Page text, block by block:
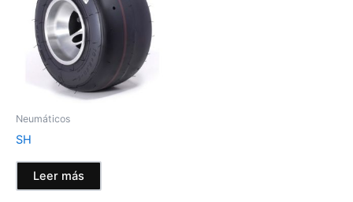
Neumáticos
SH
Leer más